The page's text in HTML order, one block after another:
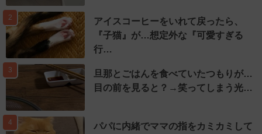
2
アイスコーヒーをいれて戻ったら、
『子猫』が…想定外な『可愛すぎる
行…
3
旦那とごはんを食べていたつもりが…
目の前を見ると？→笑ってしまう光…
4
パパに内緒でママの指をカミカミして